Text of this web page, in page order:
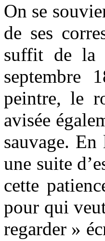
On se
de ses
suffit de la
septembre
peintre, le
avisée
sauvage.
une suite
cette
pour qui
regarder »